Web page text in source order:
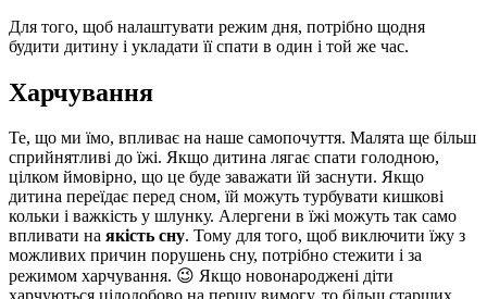
Для того, щоб налаштувати режим дня, потрібно щодня
будити дитину і укладати її спати в один і той же час.
Харчування
Те, що ми їмо, впливає на наше самопочуття. Малята ще більш
сприйнятливі до їжі. Якщо дитина лягає спати голодною,
цілком ймовірно, що це буде заважати їй заснути. Якщо
дитина переїдає перед сном, їй можуть турбувати кишкові
кольки і важкість у шлунку. Алергени в їжі можуть так само
впливати на якість сну. Тому для того, щоб виключити їжу з
можливих причин порушень сну, потрібно стежити і за
режимом харчування. 😉 Якщо новонароджені діти